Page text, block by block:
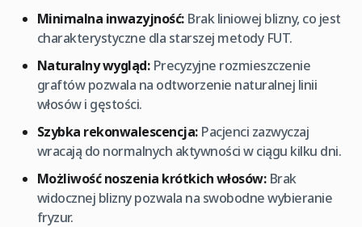
Minimalna inwazyjność:Brak liniowej blizny, co jest
charakterystyczne dla starszej metody FUT.
Naturalny wygląd:Precyzyjne rozmieszczenie
graftów pozwala na odtworzenie naturalnej linii
włosów i gęstości.
Szybka rekonwalescencja:Pacjenci zazwyczaj
wracają do normalnych aktywności w ciągu kilku dni.
Możliwość noszenia krótkich włosów:Brak
widocznej blizny pozwala na swobodne wybieranie
fryzur.